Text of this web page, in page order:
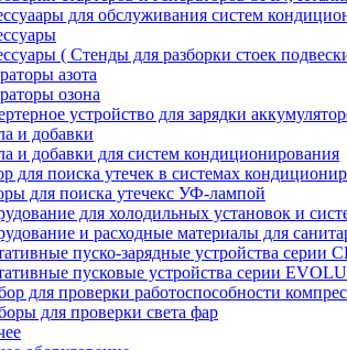
для обслуживания систем
( Стенды для разборки стоек
азота
озона
устройство для зарядки
и добавки
и добавки для систем кондиционирования
для поиска утечек в системах
для поиска утечекс УФ-лампой
для холодильных установок и
и расходные материалы для
пуско-зарядные устройства серии
пусковые устройства серии
для проверки работоспособности
для проверки света фар